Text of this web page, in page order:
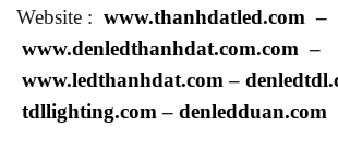
Website : www.thanhdatled.com –
www.denledthanhdat.com.com –
www.ledthanhdat.com –
tdllighting.com – denledduan.com